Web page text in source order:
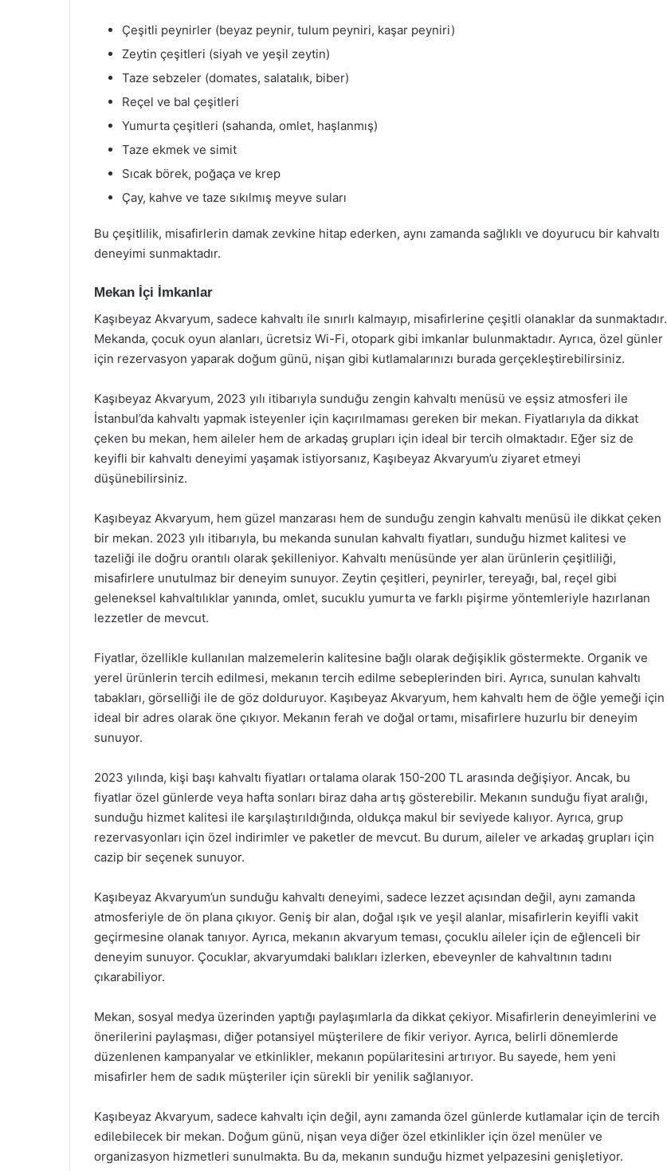
Çeşitli peynirler (beyaz peynir, tulum peyniri, kaşar peyniri)
Zeytin çeşitleri (siyah ve yeşil zeytin)
Taze sebzeler (domates, salatalık, biber)
Reçel ve bal çeşitleri
Yumurta çeşitleri (sahanda, omlet, haşlanmış)
Taze ekmek ve simit
Sıcak börek, poğaça ve krep
Çay, kahve ve taze sıkılmış meyve suları
Bu çeşitlilik, misafirlerin damak zevkine hitap ederken, aynı zamanda sağlıklı ve doyurucu bir kahvaltı
deneyimi sunmaktadır.
Mekan İçi İmkanlar
Kaşıbeyaz Akvaryum, sadece kahvaltı ile sınırlı kalmayıp, misafirlerine çeşitli olanaklar da sunmaktadır.
Mekanda, çocuk oyun alanları, ücretsiz Wi-Fi, otopark gibi imkanlar bulunmaktadır. Ayrıca, özel günler
için rezervasyon yaparak doğum günü, nişan gibi kutlamalarınızı burada gerçekleştirebilirsiniz.
Kaşıbeyaz Akvaryum, 2023 yılı itibarıyla sunduğu zengin kahvaltı menüsü ve eşsiz atmosferi ile
İstanbul’da kahvaltı yapmak isteyenler için kaçırılmaması gereken bir mekan. Fiyatlarıyla da dikkat
çeken bu mekan, hem aileler hem de arkadaş grupları için ideal bir tercih olmaktadır. Eğer siz de
keyifli bir kahvaltı deneyimi yaşamak istiyorsanız, Kaşıbeyaz Akvaryum’u ziyaret etmeyi
düşünebilirsiniz.
Kaşıbeyaz Akvaryum, hem güzel manzarası hem de sunduğu zengin kahvaltı menüsü ile dikkat çeken
bir mekan. 2023 yılı itibarıyla, bu mekanda sunulan kahvaltı fiyatları, sunduğu hizmet kalitesi ve
tazeliği ile doğru orantılı olarak şekilleniyor. Kahvaltı menüsünde yer alan ürünlerin çeşitliliği,
misafirlere unutulmaz bir deneyim sunuyor. Zeytin çeşitleri, peynirler, tereyağı, bal, reçel gibi
geleneksel kahvaltılıklar yanında, omlet, sucuklu yumurta ve farklı pişirme yöntemleriyle hazırlanan
lezzetler de mevcut.
Fiyatlar, özellikle kullanılan malzemelerin kalitesine bağlı olarak değişiklik göstermekte. Organik ve
yerel ürünlerin tercih edilmesi, mekanın tercih edilme sebeplerinden biri. Ayrıca, sunulan kahvaltı
tabakları, görselliği ile de göz dolduruyor. Kaşıbeyaz Akvaryum, hem kahvaltı hem de öğle yemeği için
ideal bir adres olarak öne çıkıyor. Mekanın ferah ve doğal ortamı, misafirlere huzurlu bir deneyim
sunuyor.
2023 yılında, kişi başı kahvaltı fiyatları ortalama olarak 150-200 TL arasında değişiyor. Ancak, bu
fiyatlar özel günlerde veya hafta sonları biraz daha artış gösterebilir. Mekanın sunduğu fiyat aralığı,
sunduğu hizmet kalitesi ile karşılaştırıldığında, oldukça makul bir seviyede kalıyor. Ayrıca, grup
rezervasyonları için özel indirimler ve paketler de mevcut. Bu durum, aileler ve arkadaş grupları için
cazip bir seçenek sunuyor.
Kaşıbeyaz Akvaryum’un sunduğu kahvaltı deneyimi, sadece lezzet açısından değil, aynı zamanda
atmosferiyle de ön plana çıkıyor. Geniş bir alan, doğal ışık ve yeşil alanlar, misafirlerin keyifli vakit
geçirmesine olanak tanıyor. Ayrıca, mekanın akvaryum teması, çocuklu aileler için de eğlenceli bir
deneyim sunuyor. Çocuklar, akvaryumdaki balıkları izlerken, ebeveynler de kahvaltının tadını
çıkarabiliyor.
Mekan, sosyal medya üzerinden yaptığı paylaşımlarla da dikkat çekiyor. Misafirlerin deneyimlerini ve
önerilerini paylaşması, diğer potansiyel müşterilere de fikir veriyor. Ayrıca, belirli dönemlerde
düzenlenen kampanyalar ve etkinlikler, mekanın popülaritesini artırıyor. Bu sayede, hem yeni
misafirler hem de sadık müşteriler için sürekli bir yenilik sağlanıyor.
Kaşıbeyaz Akvaryum, sadece kahvaltı için değil, aynı zamanda özel günlerde kutlamalar için de tercih
edilebilecek bir mekan. Doğum günü, nişan veya diğer özel etkinlikler için özel menüler ve
organizasyon hizmetleri sunulmakta. Bu da, mekanın sunduğu hizmet yelpazesini genişletiyor.